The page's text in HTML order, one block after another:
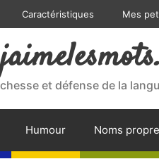
Caractéristiques Mes
et défense de la
Humour Noms